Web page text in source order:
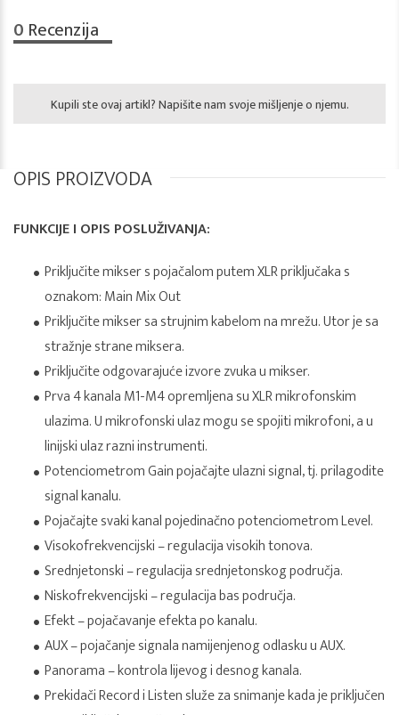
0 Recenzija
Kupili ste ovaj artikl? Napišite nam svoje mišljenje o njemu.
OPIS PROIZVODA
FUNKCIJE I OPIS POSLUŽIVANJA:
Priključite mikser s pojačalom putem XLR priključaka s
oznakom: Main Mix Out
Priključite mikser sa strujnim kabelom na mrežu. Utor je sa
stražnje strane miksera.
Priključite odgovarajuće izvore zvuka u mikser.
Prva 4 kanala M1-M4 opremljena su XLR mikrofonskim
ulazima. U mikrofonski ulaz mogu se spojiti mikrofoni, a u
linijski ulaz razni instrumenti.
Potenciometrom Gain pojačajte ulazni signal, tj. prilagodite
signal kanalu.
Pojačajte svaki kanal pojedinačno potenciometrom Level.
Visokofrekvencijski – regulacija visokih tonova.
Srednjetonski – regulacija srednjetonskog područja.
Niskofrekvencijski – regulacija bas područja.
Efekt – pojačavanje efekta po kanalu.
AUX – pojačanje signala namijenjenog odlasku u AUX.
Panorama – kontrola lijevog i desnog kanala.
Prekidači Record i Listen služe za snimanje kada je priključen